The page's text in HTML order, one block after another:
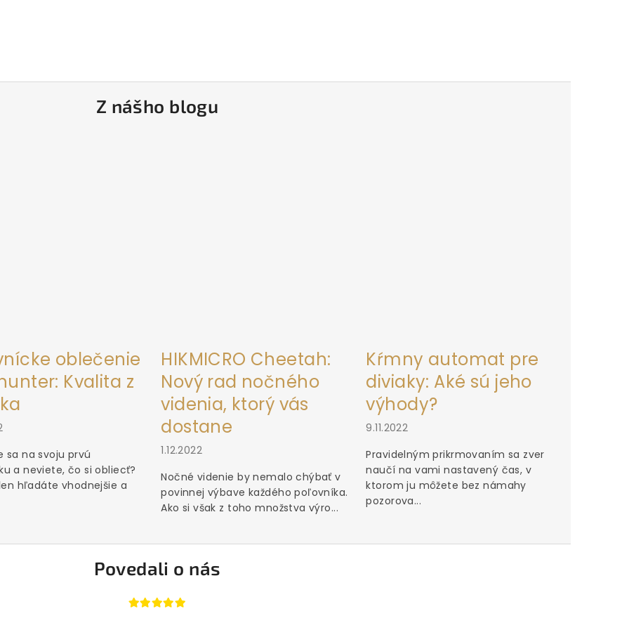
Z nášho blogu
oblečenie
Kvalita z
sa na svoju prvú
a neviete, čo si obliecť?
hľadáte vhodnejšie a
HIKMICRO Cheetah:
Nový rad nočného
videnia, ktorý vás
dostane
1.12.2022
Nočné videnie by nemalo chýbať v
povinnej výbave každého poľovníka.
Ako si však z toho množstva výro...
Kŕmny automat pre
diviaky: Aké sú jeho
výhody?
9.11.2022
Pravidelným prikrmovaním sa zver
naučí na vami nastavený čas, v
ktorom ju môžete bez námahy
pozorova...
Povedali o nás